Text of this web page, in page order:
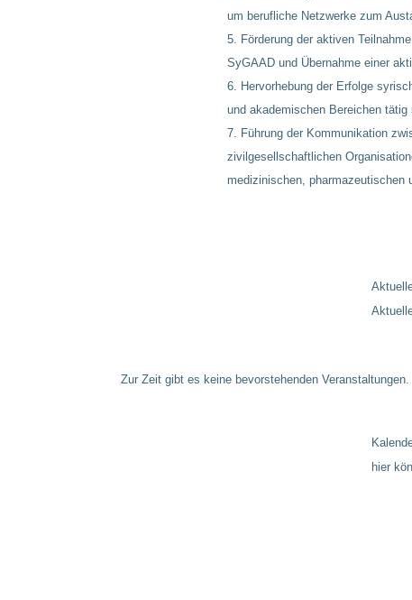
um berufliche Netzwerke zum
Förderung der aktiven
SyGAAD und Übernahme einer
Hervorhebung der Erfolge
und akademischen Bereichen tätig
Führung der Kommunikation
zivilgesellschaftlichen
medizinischen, pharmazeutischen
Zur Zeit gibt es keine bevorstehenden Veranstaltungen.
hier